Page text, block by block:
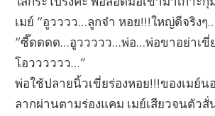
เมย์ “อูวววว…ลูกจ๋า หอย!!!ใหญ่ดีจริงๆ
“ซี๊ดดดด…อูววววว…พ่อ…พ่อขาอย่าเขี่
โอวววววว…”
พ่อใช้ปลายนิ้วเขี่ยร่องหอย!!!ของเมย์น
ลากผ่านตามร่องแคม เมย์เสียวจนตัวสั่